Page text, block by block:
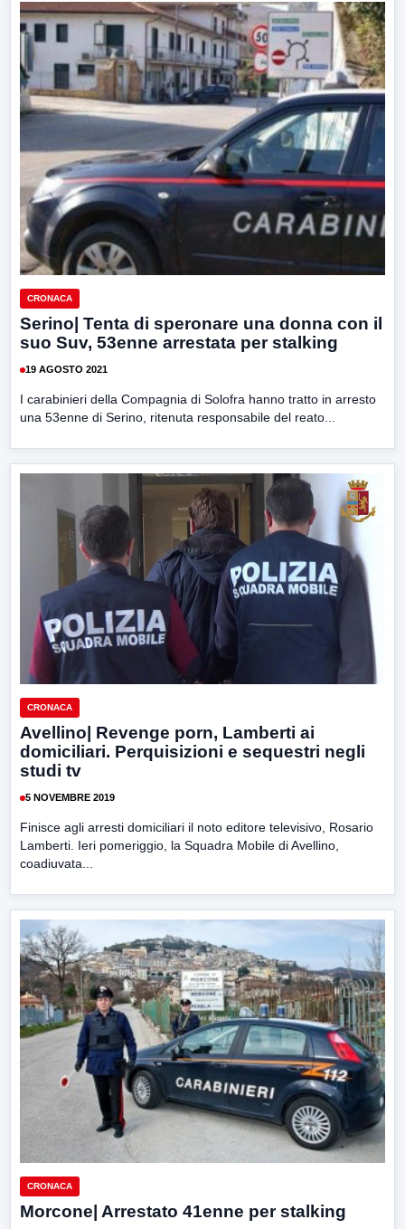
CRONACA
Serino| Tenta di speronare una donna con il
suo Suv, 53enne arrestata per stalking
19 AGOSTO 2021
I carabinieri della Compagnia di Solofra hanno tratto in arresto
una 53enne di Serino, ritenuta responsabile del reato...
CRONACA
Avellino| Revenge porn, Lamberti ai
domiciliari. Perquisizioni e sequestri negli
studi tv
5 NOVEMBRE 2019
Finisce agli arresti domiciliari il noto editore televisivo, Rosario
Lamberti. Ieri pomeriggio, la Squadra Mobile di Avellino,
coadiuvata...
CRONACA
Morcone| Arrestato 41enne per stalking